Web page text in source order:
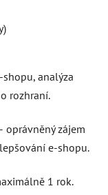
analýza
rozhraní.
oprávněný zájem
e-shopu.
1 rok.